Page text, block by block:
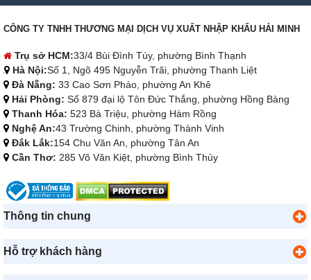
CÔNG TY TNHH THƯƠNG MẠI DỊCH VỤ XUẤT NHẬP KHẨU HẢI MINH
Trụ sở HCM:33/4 Bùi Đình Túy, phường Bình Thạnh
Hà Nội:Số 1, Ngõ 495 Nguyễn Trãi, phường Thanh Liệt
Đà Nẵng: 33 Cao Sơn Pháo, phường An Khê
Hải Phòng: Số 879 đại lộ Tôn Đức Thắng, phường Hồng Bàng
Thanh Hóa: 523 Bà Triệu, phường Hàm Rồng
Nghệ An:43 Trường Chinh, phường Thành Vinh
Đắk Lắk:154 Chu Văn An, phường Tân An
Cần Thơ: 285 Võ Văn Kiệt, phường Bình Thủy
Thông tin chung
Hỗ trợ khách hàng